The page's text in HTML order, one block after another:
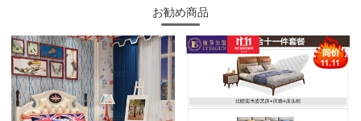
お勧め商品